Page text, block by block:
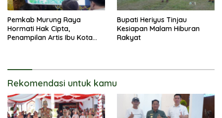
Pemkab Murung Raya
Hormati Hak Cipta,
Penampilan Artis Ibu Kota
Bupati Heriyus Tinjau
Kesiapan Malam Hiburan
Rakyat
Rekomendasi untuk kamu